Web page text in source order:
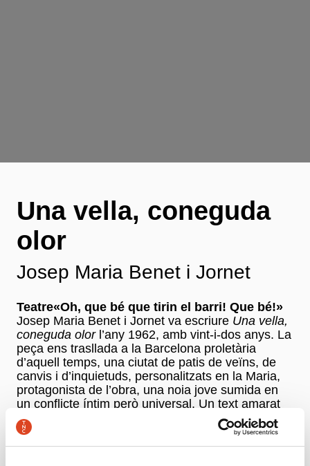
Una vella, coneguda
olor
Josep Maria Benet i Jornet
Teatre«Oh, que bé que tirin el barri! Que bé!»
Josep Maria Benet i Jornet va escriure Una vella,
coneguda olorl’any 1962, amb vint-i-dos anys. La
peça ens trasllada a la Barcelona proletària
d’aquell temps, una ciutat de patis de veïns, de
canvis i d’inquietuds, personalitzats en la Maria,
protagonista de l’obra, una noia jove sumida en
un conflicte íntim però universal. Un text amarat
de records, melodies i olors d’una altra època de
la qual encara sentim els batecs, dirigit per Sergi
Belbel i protagonitzat per un elenc destacable que